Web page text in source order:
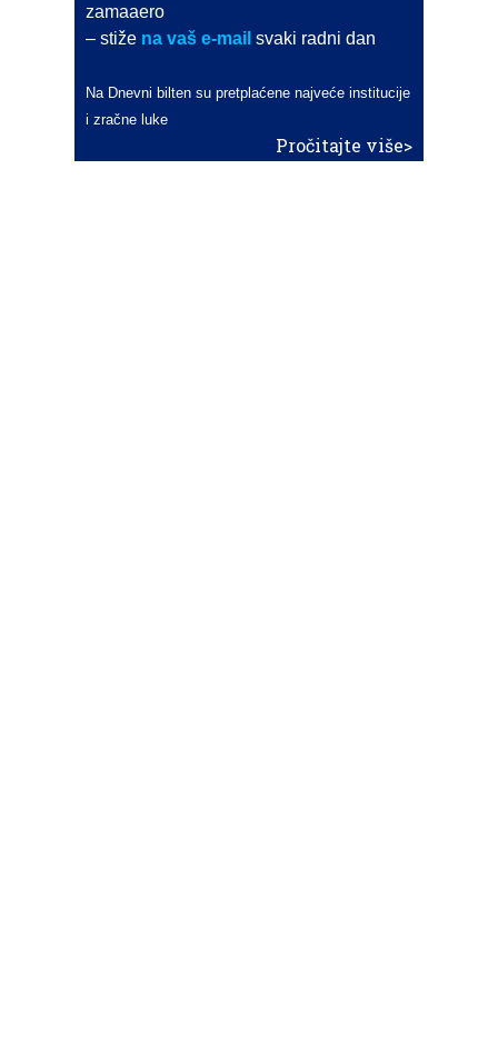
zamaaero
– stiže na vaš e-mail svaki radni dan
Na Dnevni bilten su pretplaćene najveće institucije
i zračne luke
Pročitajte više>